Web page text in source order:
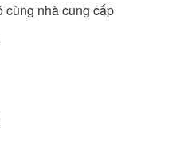
cùng nhà cung cấp